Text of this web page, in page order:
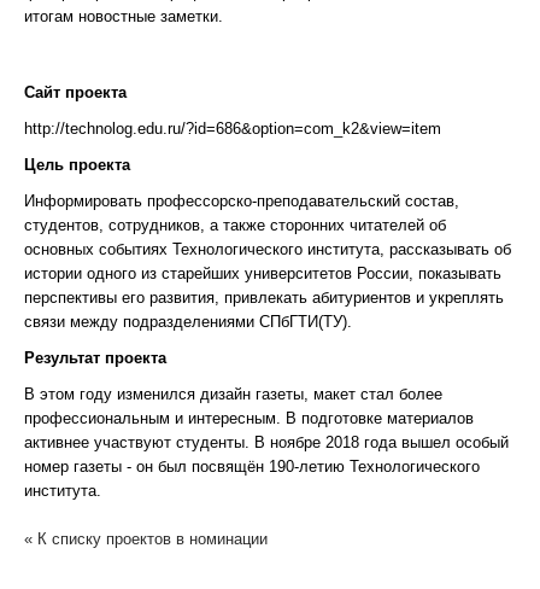
итогам новостные заметки.
Сайт проекта
http://technolog.edu.ru/?id=686&option=com_k2&view=item
Цель проекта
Информировать профессорско-преподавательский состав,
студентов, сотрудников, а также сторонних читателей об
основных событиях Технологического института, рассказывать об
истории одного из старейших университетов России, показывать
перспективы его развития, привлекать абитуриентов и укреплять
связи между подразделениями СПбГТИ(ТУ).
Результат проекта
В этом году изменился дизайн газеты, макет стал более
профессиональным и интересным. В подготовке материалов
активнее участвуют студенты. В ноябре 2018 года вышел особый
номер газеты - он был посвящён 190-летию Технологического
института.
« К списку проектов в номинации